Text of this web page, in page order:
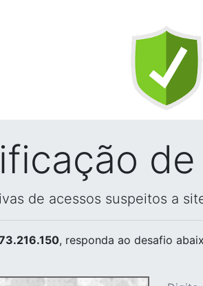
de acessos suspeitos a
, responda ao desafio